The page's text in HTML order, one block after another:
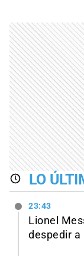
LO
23:43
Lionel
despedir a